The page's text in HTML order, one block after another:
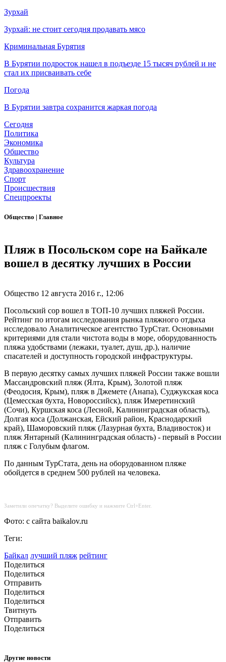
Зурхай
Зурхай: не стоит сегодня продавать мясо
Криминальная Бурятия
В Бурятии подросток нашел в подъезде 15 тысяч рублей и не
стал их присваивать себе
Погода
В Бурятии завтра сохранится жаркая погода
Сегодня
Политика
Экономика
Общество
Культура
Здравоохранение
Спорт
Происшествия
Спецпроекты
Общество | Главное
Пляж в Посольском соре на Байкале
вошел в десятку лучших в России
Общество 12 августа 2016 г., 12:06
Посольский сор вошел в ТОП-10 лучших пляжей России.
Рейтинг по итогам исследования рынка пляжного отдыха
исследовало Аналитическое агентство ТурСтат. Основными
критериями для стали чистота воды в море, оборудованность
пляжа удобствами (лежаки, туалет, душ, др.), наличие
спасателей и доступность городской инфраструктуры.
В первую десятку самых лучших пляжей России также вошли
Массандровский пляж (Ялта, Крым), Золотой пляж
(Феодосия, Крым), пляж в Джемете (Анапа), Суджукская коса
(Цемесская бухта, Новороссийск), пляж Имеретинский
(Сочи), Куршская коса (Лесной, Калининградская область),
Долгая коса (Должанская, Ейский район, Краснодарский
край), Шаморовский пляж (Лазурная бухта, Владивосток) и
пляж Янтарный (Калининградская область) - первый в России
пляж с Голубым флагом.
По данным ТурСтата, день на оборудованном пляже
обойдется в среднем 500 рублей на человека.
Заметили опечатку? Выделите ошибку и нажмите Ctrl+Enter.
Фото: с сайта baikalov.ru
Теги:
Байкал лучший пляж рейтинг
Поделиться
Поделиться
Отправить
Поделиться
Поделиться
Твитнуть
Отправить
Поделиться
Другие новости